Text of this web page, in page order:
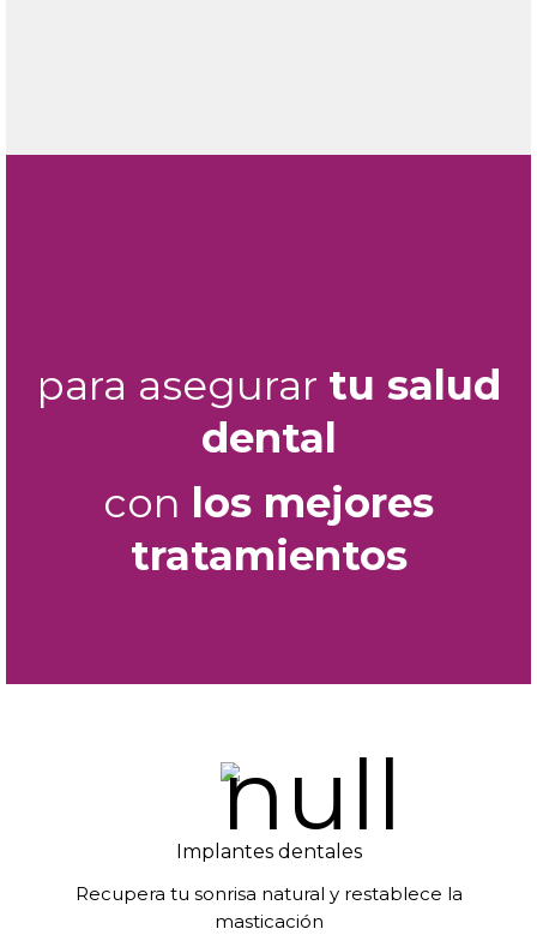
para asegurar tu salud
dental
con los mejores
tratamientos
Implantes dentales
Recupera tu sonrisa natural y restablece la
masticación